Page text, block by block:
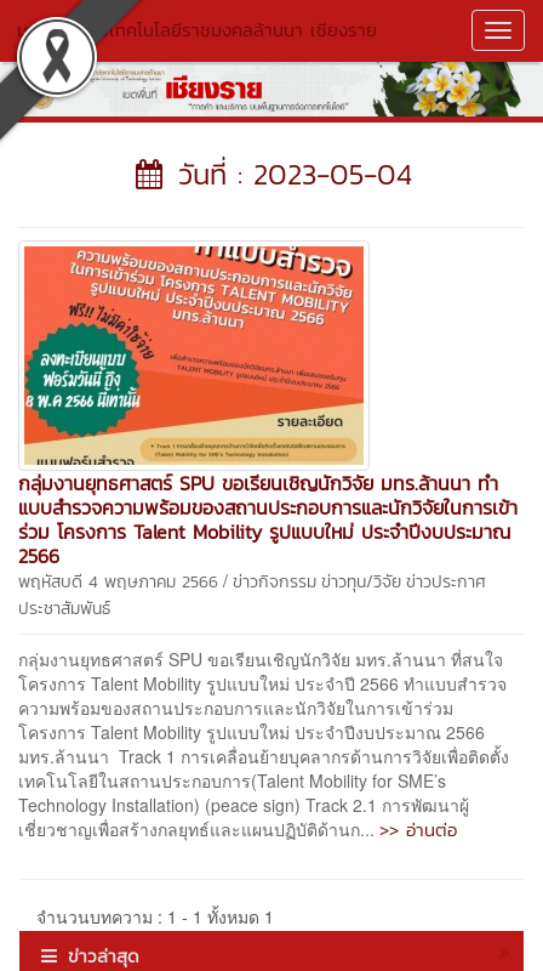
มหาวิทยาลัยเทคโนโลยีราชมงคลล้านนา เชียงราย
วันที่ : 2023-05-04
กลุ่มงานยุทธศาสตร์ SPU ขอเรียนเชิญนักวิจัย มทร.ล้านนา ทำ
แบบสำรวจความพร้อมของสถานประกอบการและนักวิจัยในการเข้า
ร่วม โครงการ Talent Mobility รูปแบบใหม่ ประจำปีงบประมาณ
2566
พฤหัสบดี 4 พฤษภาคม 2566 / ข่าวกิจกรรมข่าวทุน/วิจัยข่าวประกาศ
ประชาสัมพันธ์
กลุ่มงานยุทธศาสตร์ SPU ขอเรียนเชิญนักวิจัย มทร.ล้านนา ที่สนใจ
โครงการ Talent Mobility รูปแบบใหม่ ประจำปี 2566 ทำแบบสำรวจ
ความพร้อมของสถานประกอบการและนักวิจัยในการเข้าร่วม
โครงการ Talent Mobility รูปแบบใหม่ ประจำปีงบประมาณ 2566
มทร.ล้านนา Track 1 การเคลื่อนย้ายบุคลากรด้านการวิจัยเพื่อติดตั้ง
เทคโนโลยีในสถานประกอบการ(Talent Mobility for SME’s
Technology Installation) (peace sign) Track 2.1 การพัฒนาผู้
เชี่ยวชาญเพื่อสร้างกลยุทธ์และแผนปฏิบัติด้านก... >> อ่านต่อ
จำนวนบทความ : 1 - 1 ทั้งหมด 1
ข่าวล่าสุด